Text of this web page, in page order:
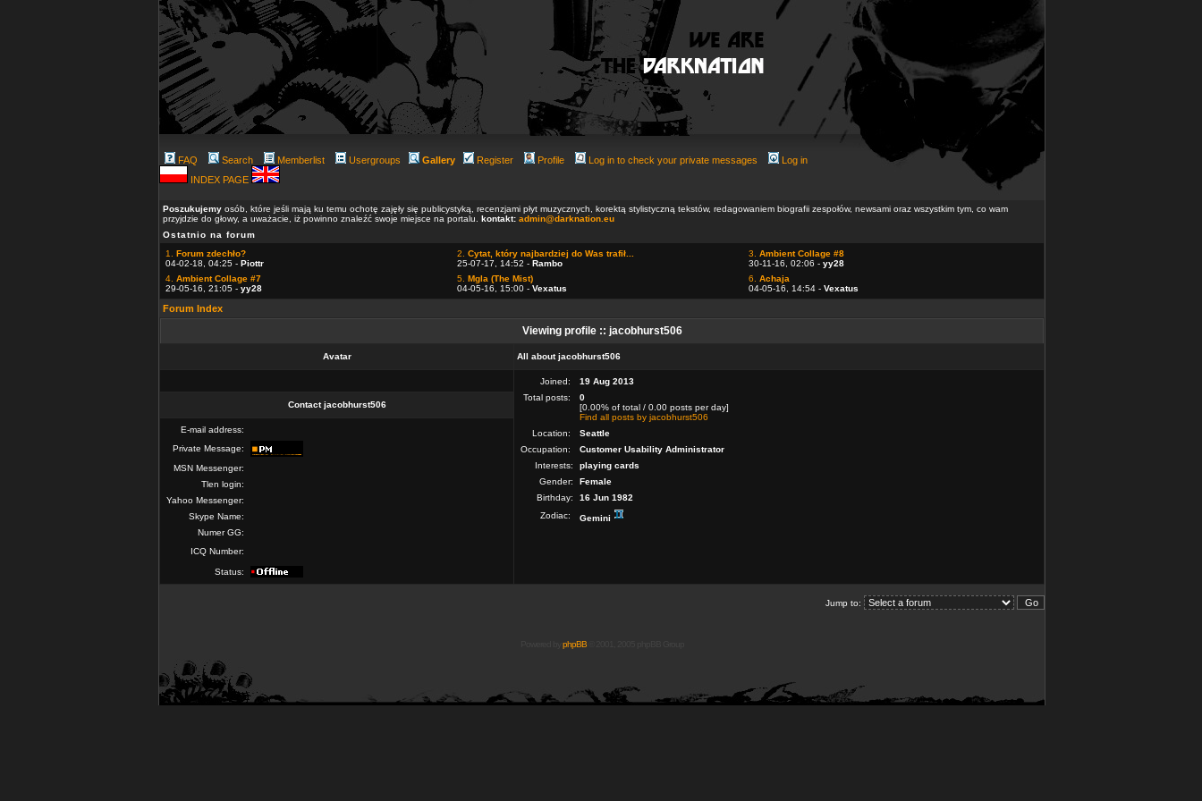
FAQ Search Memberlist Usergroups Gallery Register Profile Log in to check your private messages
Log in
INDEX PAGE
Poszukujemy osób, które jeśli mają ku temu ochotę zajęły się publicystyką, recenzjami płyt muzycznych, korektą stylistyczną tekstów, redagowaniem biografii zespołów, newsami oraz wszystkim tym, co wam
przyjdzie do głowy, a uważacie, iż powinno znaleźć swoje miejsce na portalu. kontakt: admin@darknation.eu
Ostatnio na forum
1. Forum zdechło?
04-02-18, 04:25 - Piottr
2. Cytat, który najbardziej do Was trafił...
25-07-17, 14:52 - Rambo
3. Ambient Collage #8
30-11-16, 02:06 - yy28
4. Ambient Collage #7
29-05-16, 21:05 - yy28
5. Mgla (The Mist)
04-05-16, 15:00 - Vexatus
6. Achaja
04-05-16, 14:54 - Vexatus
Forum Index
Viewing profile :: jacobhurst506
Avatar All about jacobhurst506
Joined:
19 Aug 2013
Total posts:
0
[0.00% of total / 0.00 posts per day]
Find all posts by jacobhurst506
Location:
Seattle
Occupation:
Customer Usability Administrator
Interests:
playing cards
Gender:
Female
Birthday:
16 Jun 1982
Zodiac:
Gemini
Contact jacobhurst506
E-mail address:
Private Message:
MSN Messenger:
Tlen login:
Yahoo Messenger:
Skype Name:
Numer GG:
ICQ Number:
Status:
Jump to:
phpBB© 2001, 2005 phpBB Group